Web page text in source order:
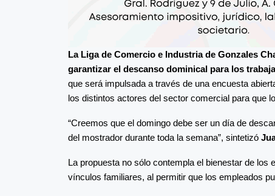
La Liga de Comercio e Industria de Gonzales
garantizar el descanso dominical para los
que será impulsada a través de una encuesta
los distintos actores del sector comercial para que
“Creemos que el domingo debe ser un día de
del mostrador durante toda la semana”, sintetizó
La propuesta no sólo contempla el bienestar de los
vínculos familiares, al permitir que los empleados